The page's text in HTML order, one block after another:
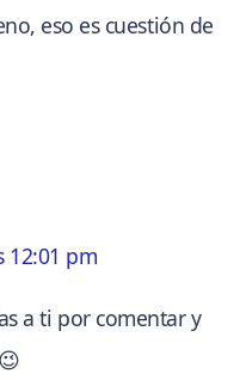
eso es cuestión de
12:01 pm
a ti por comentar y